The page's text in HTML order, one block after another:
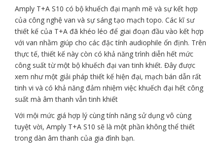
Amply T+A S10 có bộ khuếch đại mạnh mẽ và sự kết hợp
của công nghệ van và sự sáng tạo mạch topo. Các kĩ sư
thiết kế của T+A đã khéo léo để giai đoạn đầu vào kết hợp
với van nhằm giúp cho các đặc tính audiophile ổn định. Trên
thực tế, thiết kế này còn có khả năng trình diễn hết mức
công suất từ một bộ khuếch đại van tinh khiết. Đây được
xem như một giải pháp thiết kế hiện đại, mạch bán dẫn rất
tinh vi và có khả năng đảm nhiệm việc khuếch đại hết công
suất mà âm thanh vẫn tinh khiết
Với mội mức giá hợp lý cùng tính năng sử dụng vô cùng
tuyệt vời, Amply T+A S10 sẽ là một phần không thể thiết
trong dàn âm thanh của gia đình bạn.